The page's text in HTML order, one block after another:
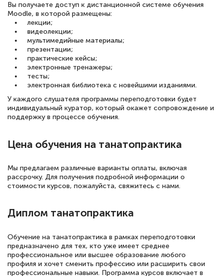
Вы получаете доступ к дистанционной системе обучения
Moodle, в которой размещены:
лекции;
видеолекции;
мультимедийные материалы;
презентации;
практические кейсы;
электронные тренажеры;
тесты;
электронная библиотека с новейшими изданиями.
У каждого слушателя программы переподготовки будет
индивидуальный куратор, который окажет сопровождение и
поддержку в процессе обучения.
Цена обучения на танатопрактика
Мы предлагаем различные варианты оплаты, включая
рассрочку. Для получения подробной информации о
стоимости курсов, пожалуйста, свяжитесь с нами.
Диплом танатопрактика
Обучение на танатопрактика в рамках переподготовки
предназначено для тех, кто уже имеет среднее
профессиональное или высшее образование любого
профиля и хочет сменить профессию или расширить свои
профессиональные навыки. Программа курсов включает в